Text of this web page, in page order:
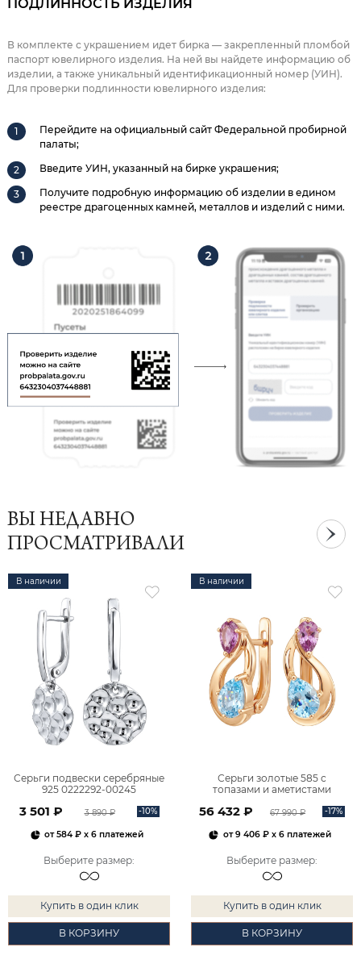
В комплекте с украшением идет бирка — закрепленный пломбой
паспорт ювелирного изделия. На ней вы найдете информацию об
изделии, а также уникальный идентификационный номер (УИН).
Для проверки подлинности ювелирного изделия:
Перейдите на официальный сайт Федеральной пробирной
палаты;
Введите УИН, указанный на бирке украшения;
Получите подробную информацию об изделии в едином
реестре драгоценных камней, металлов и изделий с ними.
ВЫ НЕДАВНО
ПРОСМАТРИВАЛИ
В наличии
Серьги подвески серебряные
925 0222292-00245
3 501 ₽ 3 890 ₽ -10%
от584 ₽ x 6 платежей
Выберите размер:
Купить в один клик
В КОРЗИНУ
В наличии
Серьги золотые 585 с
топазами и аметистами
56 432 ₽ 67 990 ₽ -17%
от9 406 ₽x 6 платежей
Выберите размер:
Купить в один клик
В КОРЗИНУ